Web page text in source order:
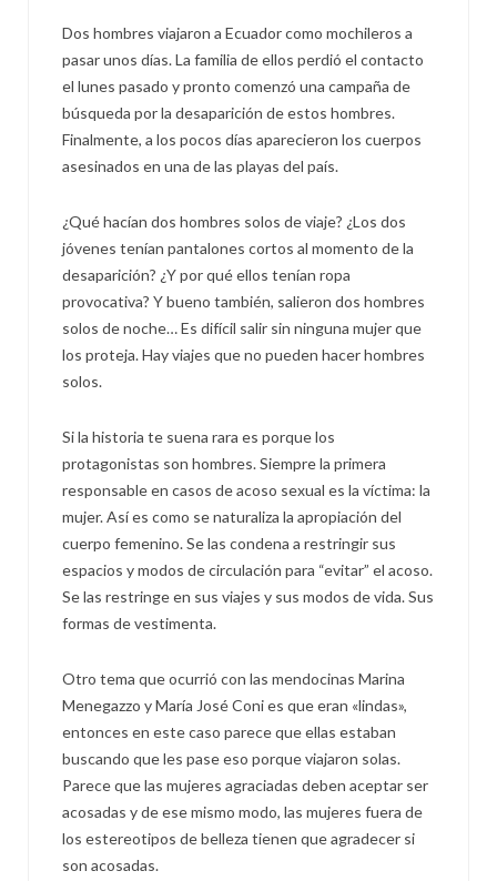
Dos hombres viajaron a Ecuador como mochileros a
pasar unos días. La familia de ellos perdió el contacto
el lunes pasado y pronto comenzó una campaña de
búsqueda por la desaparición de estos hombres.
Finalmente, a los pocos días aparecieron los cuerpos
asesinados en una de las playas del país.
¿Qué hacían dos hombres solos de viaje? ¿Los dos
jóvenes tenían pantalones cortos al momento de la
desaparición? ¿Y por qué ellos tenían ropa
provocativa? Y bueno también, salieron dos hombres
solos de noche… Es difícil salir sin ninguna mujer que
los proteja. Hay viajes que no pueden hacer hombres
solos.
Si la historia te suena rara es porque los
protagonistas son hombres. Siempre la primera
responsable en casos de acoso sexual es la víctima: la
mujer. Así es como se naturaliza la apropiación del
cuerpo femenino. Se las condena a restringir sus
espacios y modos de circulación para “evitar” el acoso.
Se las restringe en sus viajes y sus modos de vida. Sus
formas de vestimenta.
Otro tema que ocurrió con las mendocinas Marina
Menegazzo y María José Coni es que eran «lindas»,
entonces en este caso parece que ellas estaban
buscando que les pase eso porque viajaron solas.
Parece que las mujeres agraciadas deben aceptar ser
acosadas y de ese mismo modo, las mujeres fuera de
los estereotipos de belleza tienen que agradecer si
son acosadas.